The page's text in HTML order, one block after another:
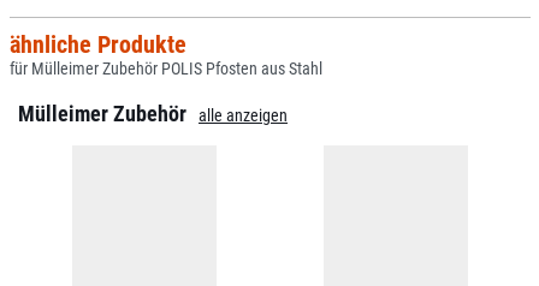
ähnliche Produkte
für Mülleimer Zubehör POLIS Pfosten aus Stahl
Mülleimer Zubehör alle anzeigen